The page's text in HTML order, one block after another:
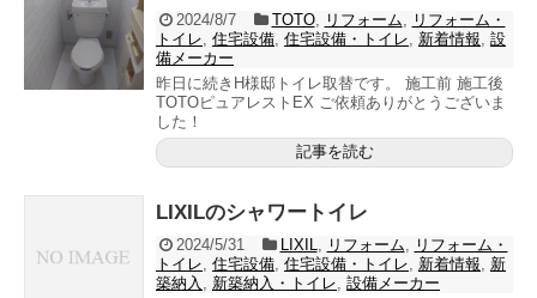
2024/8/7 TOTO, リフォーム, リフォーム・
トイレ, 住宅設備, 住宅設備・トイレ, 新着情報, 設
備メーカー
昨日に続きH様邸トイレ取替です。 施工前 施工後
TOTOピュアレストEX ご依頼ありがとうございま
した！
記事を読む
LIXILのシャワートイレ
2024/5/31 LIXIL, リフォーム, リフォーム・
トイレ, 住宅設備, 住宅設備・トイレ, 新着情報, 新
築納入 , 新築納入・トイレ, 設備メーカー